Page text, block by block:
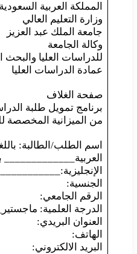
المملكة العربية السعودية
وزارة التعليم العالي
جامعة الملك عبد العزيز
وكالة الجامعة
للدراسات العليا والبحث
عمادة الدراسات العليا
صفحة الغلاف
برنامج تمويل طلبة
من الميزانية المخصصة
اسم الطلب/الطالبة:
العربية_____________
الجنسية:
الرقم الجامعي:
الدرجة العلمية:
العنوان البريدي:
الهاتف:
البريد الالكتروني: